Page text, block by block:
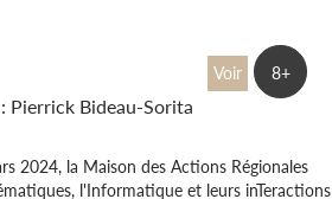
Pierrick Bideau-Sorita
2024, la Maison des Actions Régionales
l'Informatique et leurs inTeractions
Voir 8+